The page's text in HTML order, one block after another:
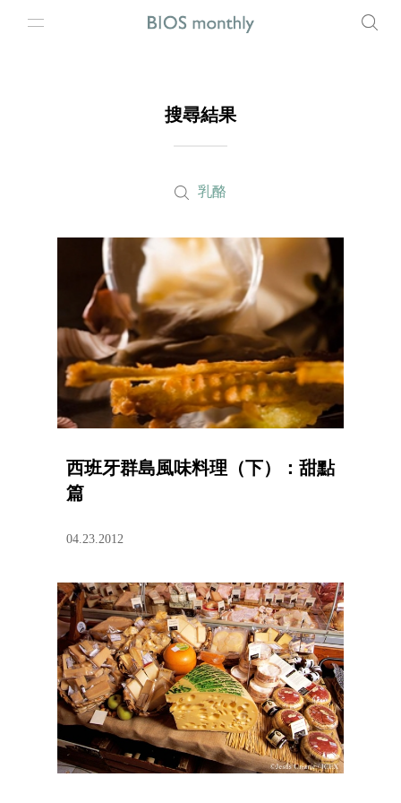
搜尋結果
乳酪
西班牙群島風味料理（下）：甜點
篇
04.23.2012